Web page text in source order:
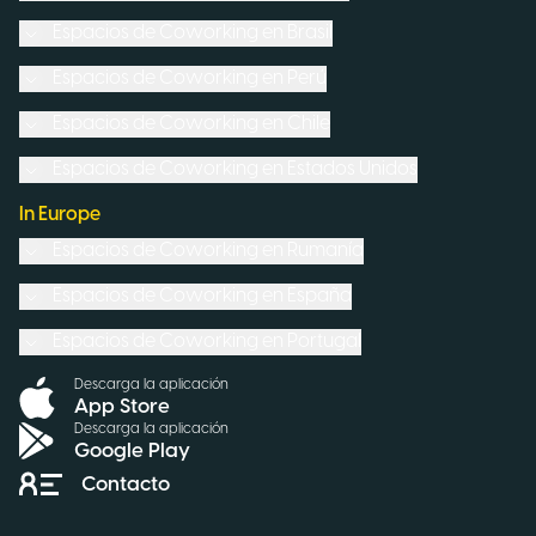
In Europe
Descarga la aplicación
App Store
Descarga la aplicación
Google Play
Contacto